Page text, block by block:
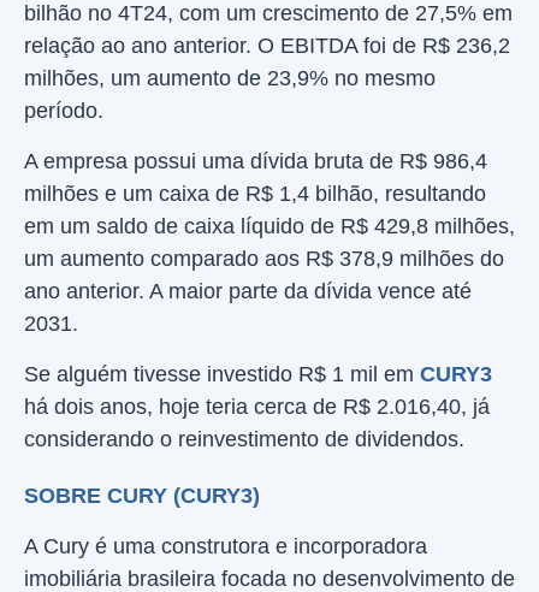
bilhão no 4T24, com um crescimento de 27,5% em
relação ao ano anterior. O EBITDA foi de R$ 236,2
milhões, um aumento de 23,9% no mesmo
período.
A empresa possui uma dívida bruta de R$ 986,4
milhões e um caixa de R$ 1,4 bilhão, resultando
em um saldo de caixa líquido de R$ 429,8 milhões,
um aumento comparado aos R$ 378,9 milhões do
ano anterior. A maior parte da dívida vence até
2031.
Se alguém tivesse investido R$ 1 mil em CURY3
há dois anos, hoje teria cerca de R$ 2.016,40, já
considerando o reinvestimento de dividendos.
SOBRE CURY (CURY3)
A Cury é uma construtora e incorporadora
imobiliária brasileira focada no desenvolvimento de